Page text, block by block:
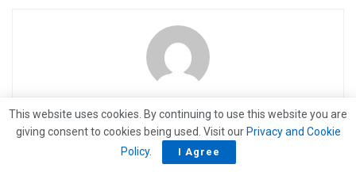
La Redazione
This website uses cookies. By continuing to use this website you are
giving consent to cookies being used. Visit our Privacy and Cookie
Policy. I Agree